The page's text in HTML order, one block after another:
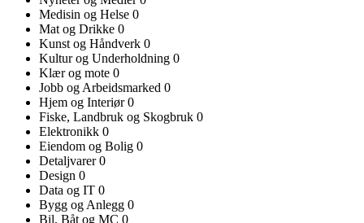
Medisin og Helse 0
Mat og Drikke 0
Kunst og Håndverk 0
Kultur og Underholdning 0
Klær og mote 0
Jobb og Arbeidsmarked 0
Hjem og Interiør0
Fiske, Landbruk og Skogbruk 0
Elektronikk 0
Eiendom og Bolig 0
Detaljvarer0
Design 0
Data og IT 0
Bygg og Anlegg 0
Bil, Båt og MC 0